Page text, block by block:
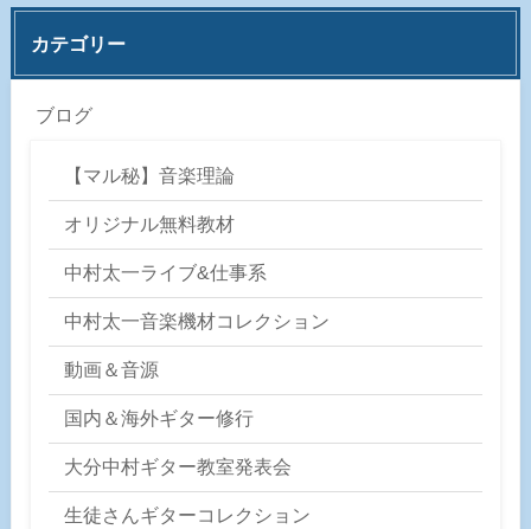
カテゴリー
ブログ
【マル秘】音楽理論
オリジナル無料教材
中村太一ライブ&仕事系
中村太一音楽機材コレクション
動画＆音源
国内＆海外ギター修行
大分中村ギター教室発表会
生徒さんギターコレクション